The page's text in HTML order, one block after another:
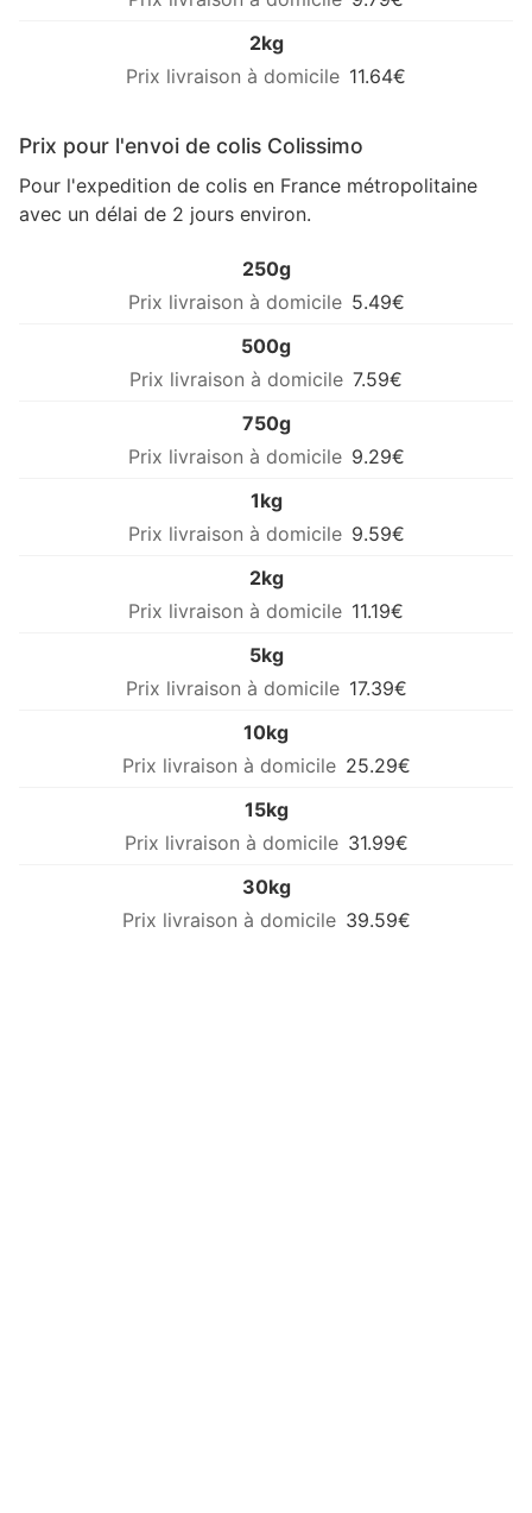
2kg
11.64€
Prix pour l'envoi de colis Colissimo
Pour l'expedition de colis en France métropolitaine
avec un délai de 2 jours environ.
250g
5.49€
500g
7.59€
750g
9.29€
1kg
9.59€
2kg
11.19€
5kg
17.39€
10kg
25.29€
15kg
31.99€
30kg
39.59€